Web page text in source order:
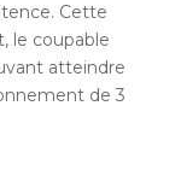
Cette
le coupable
atteindre
de 3